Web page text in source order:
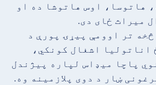
هاتوسا، اوس هاتوشا ده او
میراث ځای دی.
څخه تر اوومې پیړۍ پورې د
اناتولیا اشغال کونکي،
پاچا میډاس لپاره پیژندل
ښار د دوی پلازمینه وه.